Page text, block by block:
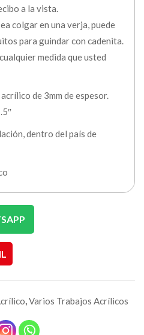
a la vista.
colgar en una verja, puede
para guindar con cadenita.
medida que usted
de 3mm de espesor.
dentro del país de
,Varios Trabajos Acrílicos